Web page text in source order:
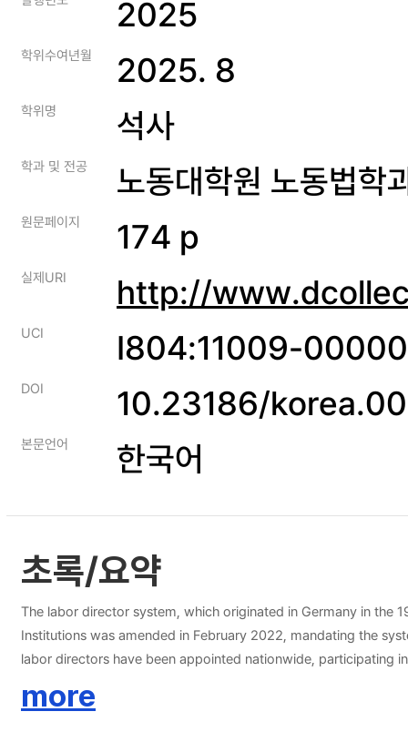
2025
학위수여년월 2025. 8
학위명 석사
학과 및 전공 노동대학원 노동법학
원문페이지 174 p
실제URI http://
UCI I804:11009-
DOI 10.23186/
본문언어 한국어
초록/요약
The labor director system, which originated in Germany in the
Institutions was amended in February 2022, mandating the
labor directors have been appointed nationwide, participating
through worker participation in management. Traditionally,
more